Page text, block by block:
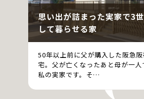
思い出が詰まった実家で3
して暮らせる家
50年以上前に父が購入した阪急
宅。父が亡くなったあと母が一人
私の実家です。そ…